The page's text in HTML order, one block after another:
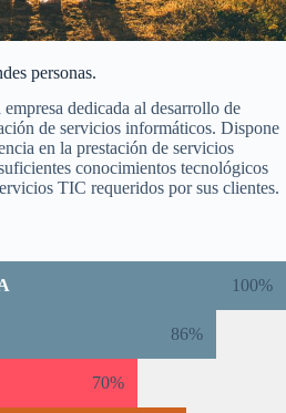
personas.
dedicada al desarrollo de
de servicios informáticos. Dispone
en la prestación de servicios
conocimientos tecnológicos
TIC requeridos por sus clientes.
100%
86%
70%